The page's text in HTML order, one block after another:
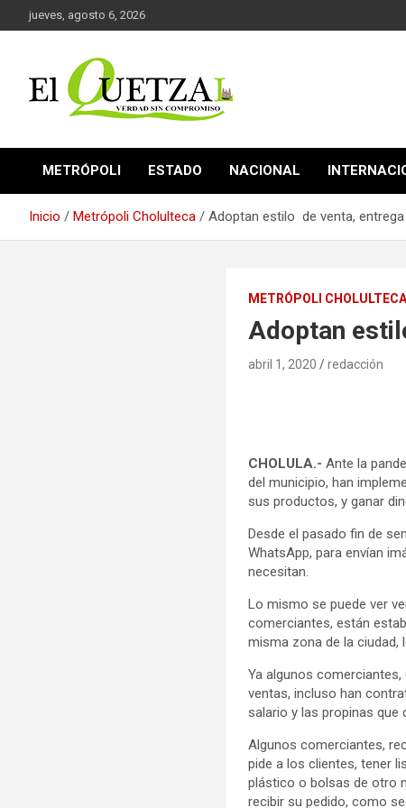
Saltar
al
jueves, agosto 6, 2026
El Quetzal de Cholula
METRÓPOLI ESTADO NACIONAL
Inicio Metrópoli Cholulteca Adoptan estilo de venta,
METRÓPOLI CHOLULTECA
Adoptan
abril 1, 2020 redacción
CHOLULA.- Ante la
del municipio, han
sus productos, y ganar
Desde el pasado fin de
WhatsApp, para envían
necesitan.
Lo mismo se puede ver
comerciantes, están
misma zona de la ciudad,
Ya algunos
ventas, incluso han
salario y las propinas que
Algunos comerciantes,
pide a los clientes, tener
plástico o bolsas de otro
recibir su pedido, como